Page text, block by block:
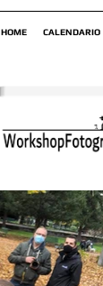
HOME CALENDARIO